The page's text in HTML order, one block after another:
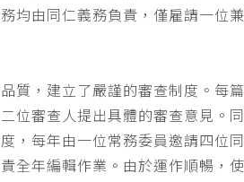
均由同仁義務負責，僅雇請一位
質，建立了嚴謹的審查制度。每
位審查人提出具體的審查意見。
，每年由一位常務委員邀請四位
全年編輯作業。由於運作順暢，